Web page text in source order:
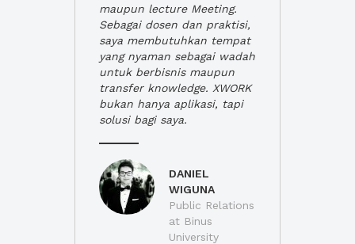
maupun lecture Meeting.
Sebagai dosen dan praktisi,
saya membutuhkan tempat
yang nyaman sebagai wadah
untuk berbisnis maupun
transfer knowledge. XWORK
bukan hanya aplikasi, tapi
solusi bagi saya.
DANIEL
WIGUNA
Public Relations
at Binus
University